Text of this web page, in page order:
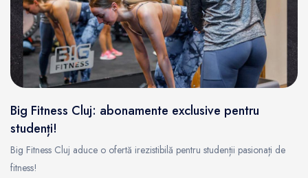
Big Fitness Cluj: abonamente exclusive pentru
studenți!
Big Fitness Cluj aduce o ofertă irezistibilă pentru studenții pasionați de
fitness!